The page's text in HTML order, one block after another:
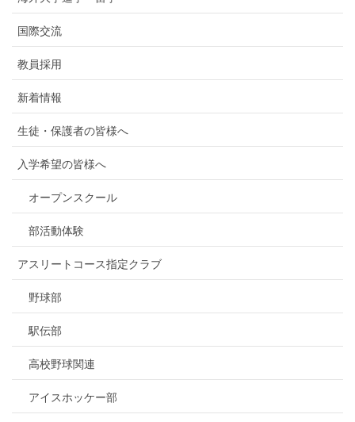
国際交流
教員採用
新着情報
生徒・保護者の皆様へ
入学希望の皆様へ
オープンスクール
部活動体験
アスリートコース指定クラブ
野球部
駅伝部
高校野球関連
アイスホッケー部